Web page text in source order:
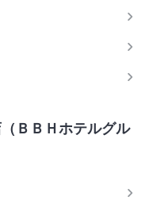
ＢＢＨホテルグル